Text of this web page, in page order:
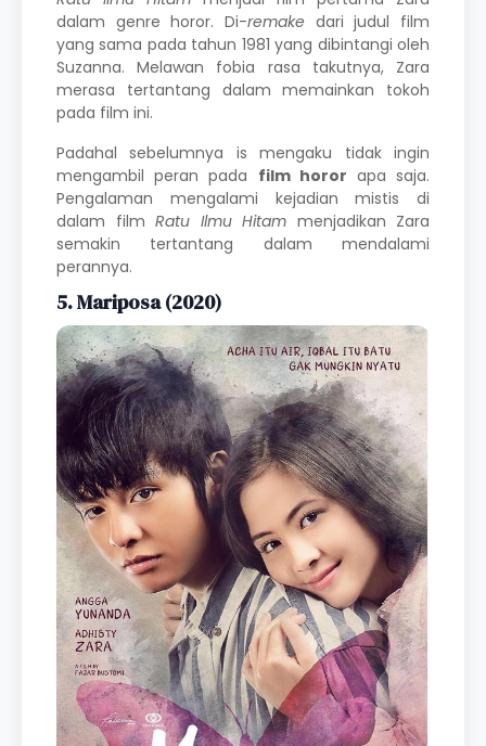
dalam genre horor. Di-remake dari judul film
yang sama pada tahun 1981 yang dibintangi oleh
Suzanna. Melawan fobia rasa takutnya, Zara
merasa tertantang dalam memainkan tokoh
pada film ini.
Padahal sebelumnya is mengaku tidak ingin
mengambil peran pada film horor apa saja.
Pengalaman mengalami kejadian mistis di
dalam film Ratu Ilmu Hitam menjadikan Zara
semakin tertantang dalam mendalami
perannya.
5. Mariposa (2020)